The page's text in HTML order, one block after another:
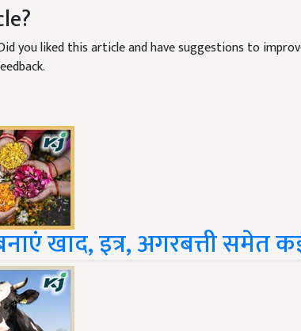
you liked this article and have suggestions to
खाद, इत्र, अगरबत्ती समेत